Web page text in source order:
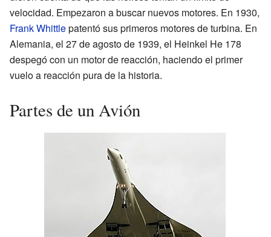
velocidad. Empezaron a buscar nuevos motores. En 1930,
Frank Whittlepatentó sus primeros motores de turbina. En
Alemania, el 27 de agosto de 1939, el Heinkel He 178
despegó con un motor de reacción, haciendo el primer
vuelo a reacción pura de la historia.
Partes de un Avión